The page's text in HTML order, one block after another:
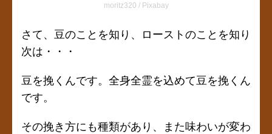
moritz320 / Pixabay
さて、豆のことを知り、ローストのことを知り
次は・・・
豆を挽くんです。全身全霊を込めて豆を挽くん
です。
その挽き方にも種類があり、また味わいが変わ